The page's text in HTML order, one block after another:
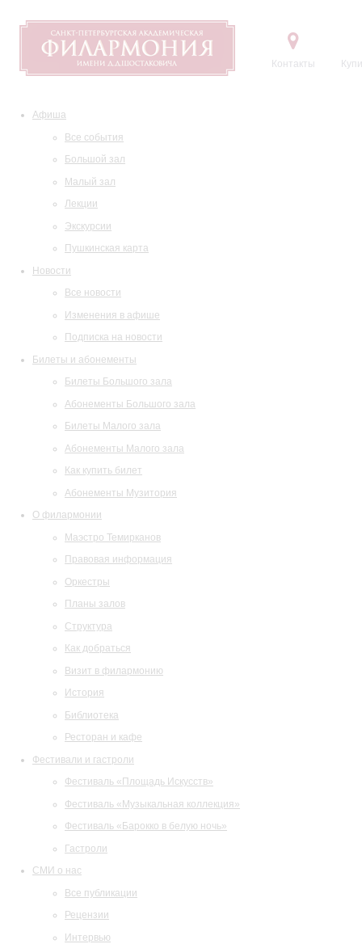
Контакты
Афиша
Все события
Большой зал
Малый зал
Лекции
Экскурсии
Пушкинская карта
Новости
Все новости
Изменения в афише
Подписка на новости
Билеты и абонементы
Билеты Большого зала
Абонементы Большого зала
Билеты Малого зала
Абонементы Малого зала
Как купить билет
Абонементы Музитория
О филармонии
Маэстро Темирканов
Правовая информация
Оркестры
Планы залов
Структура
Как добраться
Визит в филармонию
История
Библиотека
Ресторан и кафе
Фестивали и гастроли
Фестиваль «Площадь Искусств»
Фестиваль «Музыкальная коллекция»
Фестиваль «Барокко в белую ночь»
Гастроли
СМИ о нас
Все публикации
Рецензии
Интервью